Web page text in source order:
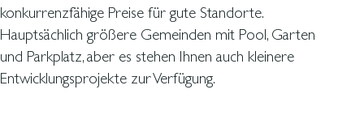
konkurrenzfähige Preise für gute Standorte.
Hauptsächlich größere Gemeinden mit Pool, Garten
und Parkplatz, aber es stehen Ihnen auch kleinere
Entwicklungsprojekte zur Verfügung.